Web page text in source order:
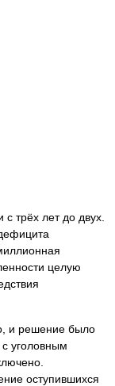
с трёх лет до двух.
целую
и решение было
уголовным
оступившихся